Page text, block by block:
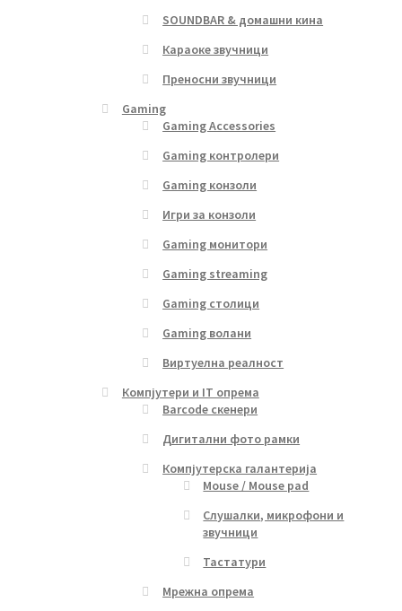
SOUNDBAR & домашни кина
Караоке звучници
Преносни звучници
Gaming
Gaming Accessories
Gaming контролери
Gaming конзоли
Игри за конзоли
Gaming монитори
Gaming streaming
Gaming столици
Gaming волани
Виртуелна реалност
Компјутери и IT опрема
Barcode скенери
Дигитални фото рамки
Компјутерска галантерија
Mouse / Mouse pad
Слушалки, микрофони и
звучници
Тастатури
Мрежна опрема